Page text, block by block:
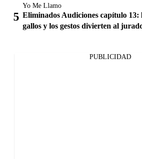
Yo Me Llamo
Eliminados Audiciones capítulo 13:
gallos y los gestos divierten al
PUBLICIDAD